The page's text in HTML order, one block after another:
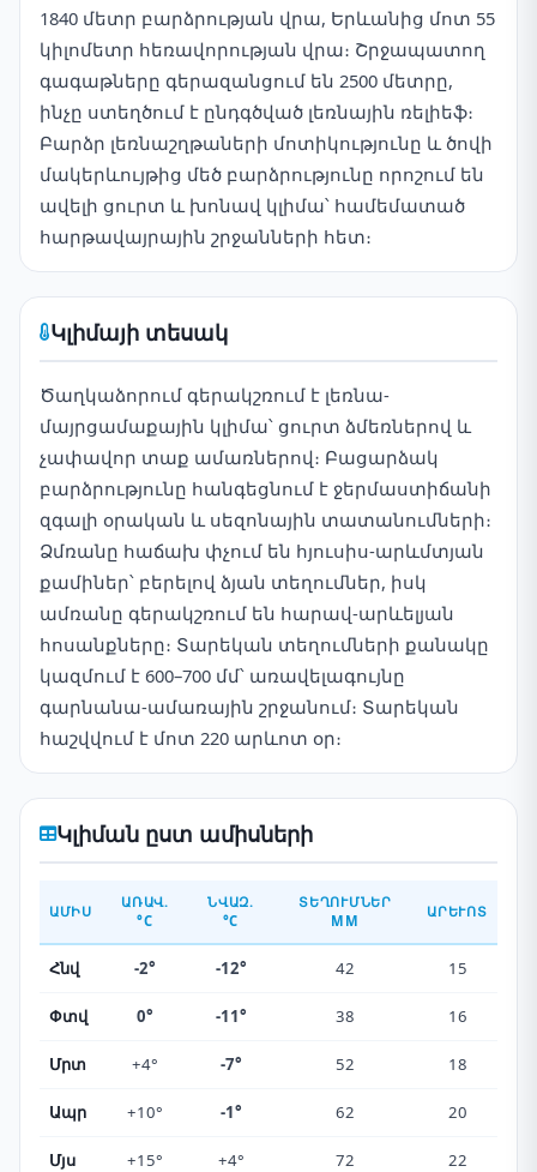
1840 մետր բարձրության վրա, Երևանից մոտ 55
կիլոմետր հեռավորության վրա։ Շրջապատող
գագաթները գերազանցում են 2500 մետրը,
ինչը ստեղծում է ընդգծված լեռնային ռելիեֆ։
Բարձր լեռնաշղթաների մոտիկությունը և ծովի
մակերևույթից մեծ բարձրությունը որոշում են
ավելի ցուրտ և խոնավ կլիմա՝ համեմատած
հարթավայրային շրջանների հետ։
Կլիմայի տեսակ
Ծաղկաձորում գերակշռում է լեռնա-
մայրցամաքային կլիմա՝ ցուրտ ձմեռներով և
չափավոր տաք ամառներով։ Բացարձակ
բարձրությունը հանգեցնում է ջերմաստիճանի
զգալի օրական և սեզոնային տատանումների։
Ձմռանը հաճախ փչում են հյուսիս-արևմտյան
քամիներ՝ բերելով ձյան տեղումներ, իսկ
ամռանը գերակշռում են հարավ-արևելյան
հոսանքները։ Տարեկան տեղումների քանակը
կազմում է 600–700 մմ՝ առավելագույնը
գարնանա-ամառային շրջանում։ Տարեկան
հաշվվում է մոտ 220 արևոտ օր։
Կլիման ըստ ամիսների
ԱՄԻՍ
ԱՌԱՎ.
°C
ՆՎԱԶ.
°C
ՏԵՂՈՒՄՆԵՐ
ММ
ԱՐԵՒՈՏ
Հնվ -2° -12° 42 15
Փտվ 0° -11° 38 16
Մրտ +4° -7° 52 18
Ապր +10° -1° 62 20
Մյս +15° +4° 72 22